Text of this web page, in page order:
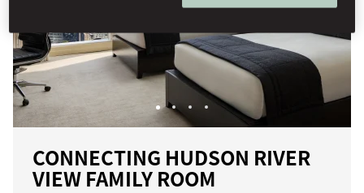
CONNECTING HUDSON RIVER
VIEW FAMILY ROOM